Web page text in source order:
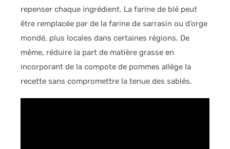
repenser chaque ingrédient. La farine de blé peut
être remplacée par de la farine de sarrasin ou d’orge
mondé, plus locales dans certaines régions. De
même, réduire la part de matière grasse en
incorporant de la compote de pommes allège la
recette sans compromettre la tenue des sablés.